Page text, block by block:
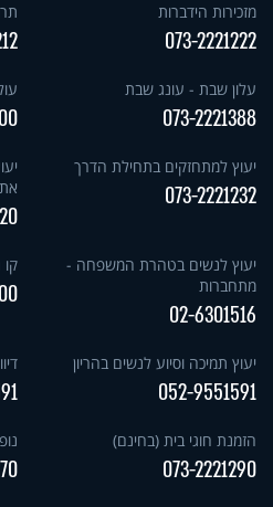
מזכירות הידברות
073-2221222
עלון שבת - עונג שבת
073-2221388
יעוץ למתחזקים בתחילת הדרך
073-2221232
יעוץ לנשים בטהרת המשפחה -
מתחברות
02-6301516
יעוץ תמיכה וסיוע לנשים בהריון
052-9551591
הזמנת חוגי בית (בחינם)
073-2221290